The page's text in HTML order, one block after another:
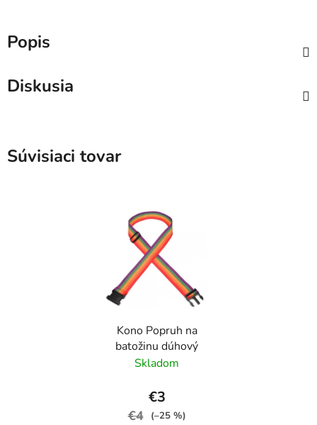
Popis
Diskusia
Súvisiaci tovar
Kono Popruh na
batožinu dúhový
Skladom
€3
€4 (–25 %)